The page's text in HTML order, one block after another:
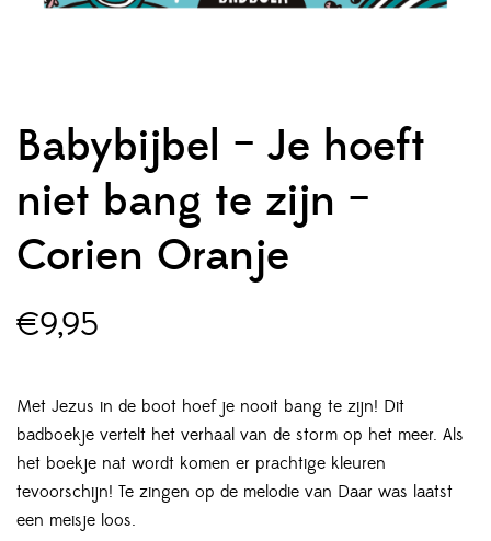
Babybijbel – Je hoeft
niet bang te zijn –
Corien Oranje
€9,95
Met Jezus in de boot hoef je nooit bang te zijn! Dit
badboekje vertelt het verhaal van de storm op het meer. Als
het boekje nat wordt komen er prachtige kleuren
tevoorschijn! Te zingen op de melodie van Daar was laatst
een meisje loos.